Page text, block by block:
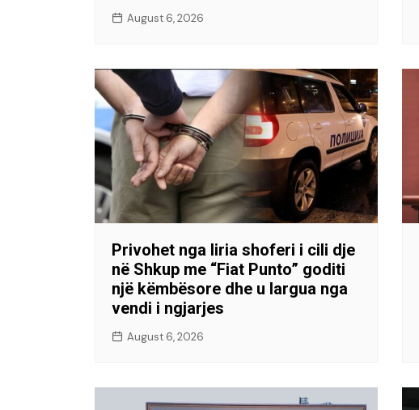
August 6, 2026
Privohet nga liria shoferi i cili dje
në Shkup me “Fiat Punto” goditi
një këmbësore dhe u largua nga
vendi i ngjarjes
August 6, 2026